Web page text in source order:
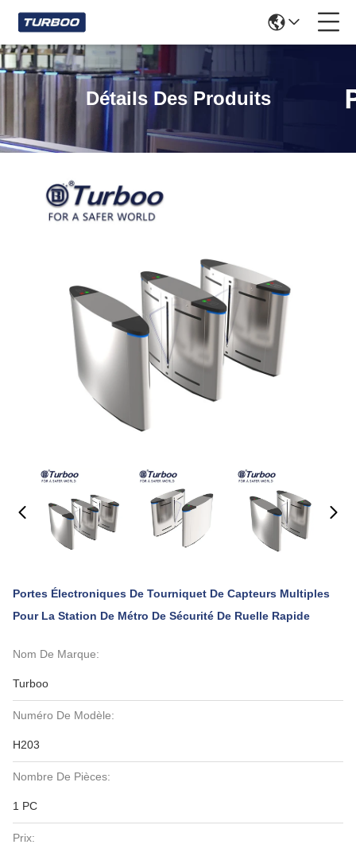
Détails Des Produits
Portes Électroniques De Tourniquet De Capteurs Multiples
Pour La Station De Métro De Sécurité De Ruelle Rapide
Nom De Marque:
Turboo
Numéro De Modèle:
H203
Nombre De Pièces:
1 PC
Prix: